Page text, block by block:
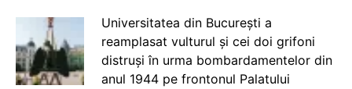
Universitatea din București a
reamplasat vulturul și cei doi grifoni
distruși în urma bombardamentelor din
anul 1944 pe frontonul Palatului